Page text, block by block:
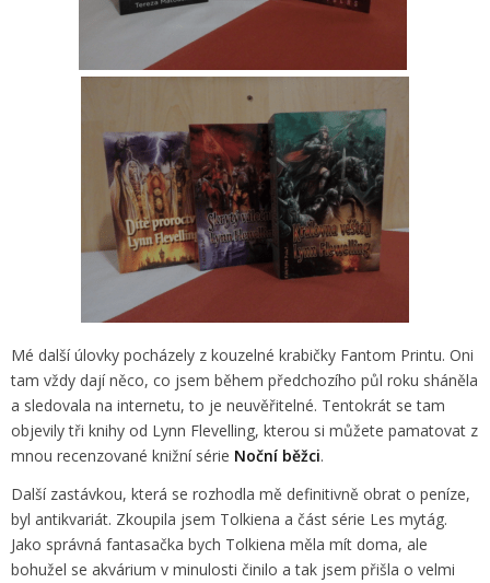
Mé další úlovky pocházely z kouzelné krabičky Fantom Printu. Oni
tam vždy dají něco, co jsem během předchozího půl roku sháněla
a sledovala na internetu, to je neuvěřitelné. Tentokrát se tam
objevily tři knihy od Lynn Flevelling, kterou si můžete pamatovat z
mnou recenzované knižní série Noční běžci.
Další zastávkou, která se rozhodla mě definitivně obrat o peníze,
byl antikvariát. Zkoupila jsem Tolkiena a část série Les mytág.
Jako správná fantasačka bych Tolkiena měla mít doma, ale
bohužel se akvárium v minulosti činilo a tak jsem přišla o velmi